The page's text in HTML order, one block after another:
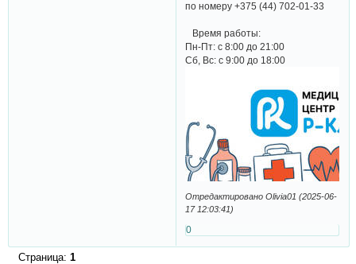
по номеру +375 (44) 702-01-33
Время работы:
Пн-Пт: с 8:00 до 21:00
Сб, Вс: с 9:00 до 18:00
Отредактировано Olivia01 (2025-06-
17 12:03:41)
0
Страница: 1